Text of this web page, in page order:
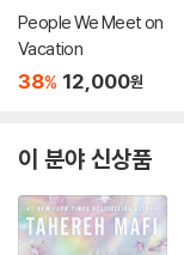
People We Meet on
Vacation
38% 12,000원
이 분야 신상품